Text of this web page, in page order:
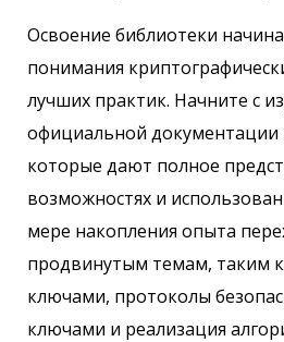
Освоение библиотеки
понимания
лучших практик. Начните с
официальной документации
которые дают полное
возможностях и
мере накопления опыта
продвинутым темам, таким
ключами, протоколы
ключами и реализация